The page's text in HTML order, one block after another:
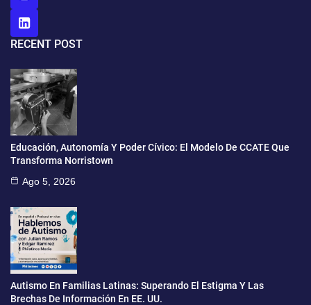
RECENT POST
Educación, Autonomía Y Poder Cívico: El Modelo De CCATE Que
Transforma Norristown
Ago 5, 2026
Autismo En Familias Latinas: Superando El Estigma Y Las
Brechas De Información En EE. UU.